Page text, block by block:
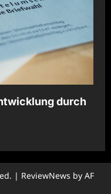
durch
| ReviewNews by AF